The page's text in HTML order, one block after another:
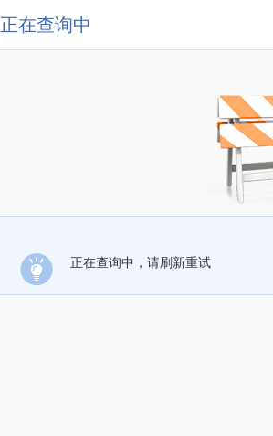
正在查询中
正在查询中，请刷新重试